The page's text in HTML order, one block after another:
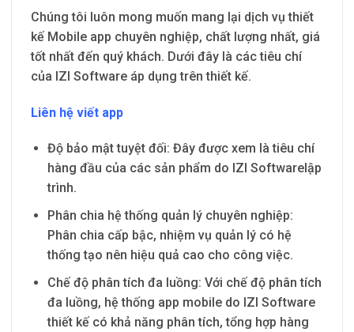
Chúng tôi luôn mong muốn mang lại dịch vụ thiết
kế Mobile app chuyên nghiệp, chất lượng nhất, giá
tốt nhất đến quý khách. Dưới đây là các tiêu chí
của IZI Software áp dụng trên thiết kế.
Liên hệ viết app
Độ bảo mật tuyệt đối: Đây được xem là tiêu chí
hàng đầu của các sản phẩm do IZI Softwarelập
trình.
Phân chia hệ thống quản lý chuyên nghiệp:
Phân chia cấp bậc, nhiệm vụ quản lý có hệ
thống tạo nên hiệu quả cao cho công việc.
Chế độ phân tích đa luồng: Với chế độ phân tích
đa luồng, hệ thống app mobile do IZI Software
thiết kế có khả năng phân tích, tổng hợp hàng